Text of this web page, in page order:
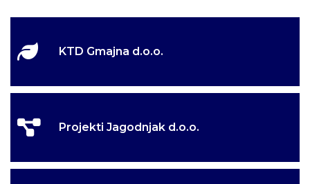
KTD Gmajna d.o.o.
Projekti Jagodnjak d.o.o.